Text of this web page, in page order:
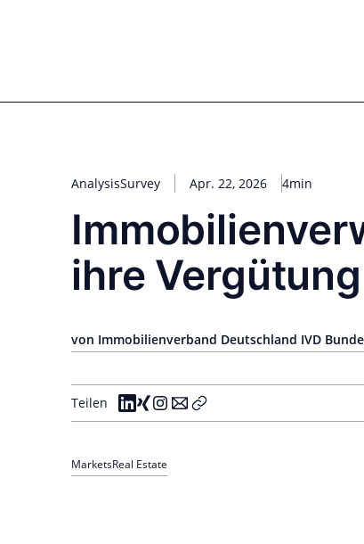
AnalysisSurvey Apr. 22, 2026 4min
ihre
von Immobilienverband Deutschland IVD
Teilen
MarketsReal Estate